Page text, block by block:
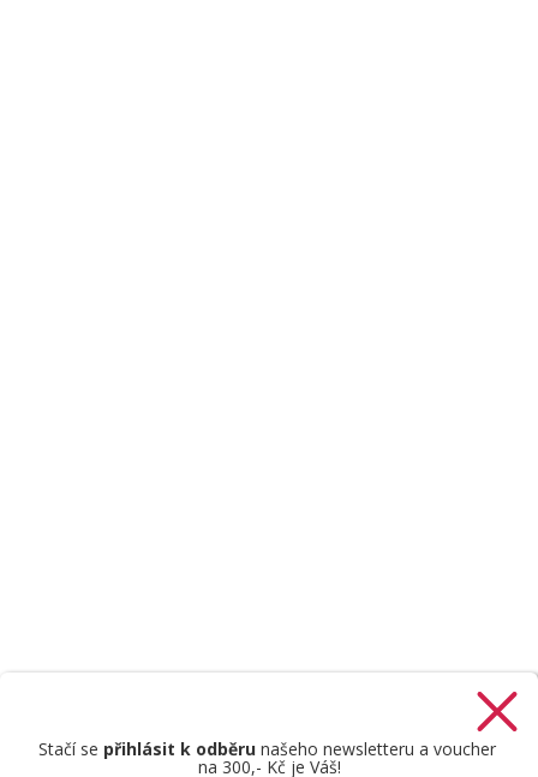
Stačí se přihlásit k odběrunašeho newsletteru a voucher
na 300,- Kč je Váš!